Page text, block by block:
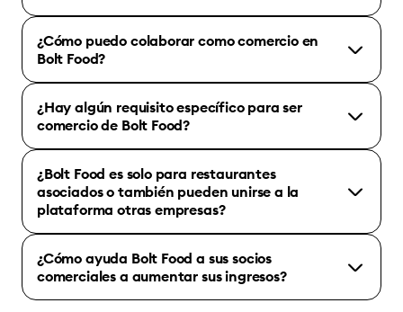
¿Cómo puedo colaborar como comercio en
Bolt Food?
¿Hay algún requisito específico para ser
comercio de Bolt Food?
¿Bolt Food es solo para restaurantes
asociados o también pueden unirse a la
plataforma otras empresas?
¿Cómo ayuda Bolt Food a sus socios
comerciales a aumentar sus ingresos?